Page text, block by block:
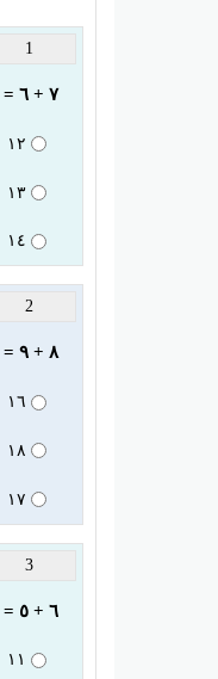
1
٧ + ٦ =
١٢
١٣
١٤
2
٨ + ٩ =
١٦
١٨
١٧
3
٦ + ٥ =
١١